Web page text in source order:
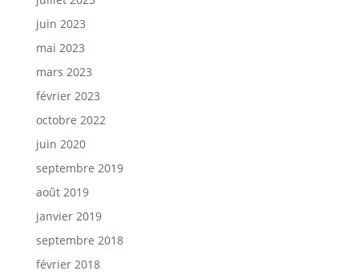
juin 2023
mai 2023
mars 2023
février 2023
octobre 2022
juin 2020
septembre 2019
août 2019
janvier 2019
septembre 2018
février 2018